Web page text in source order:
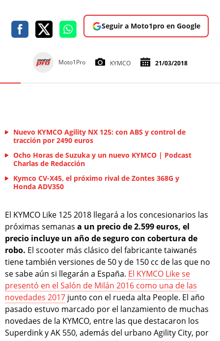
Seguir a Moto1pro en Google
Moto1Pro KYMCO 21/03/2018
Nuevo KYMCO Agility NX 125: con ABS y control de
tracción por 2490 euros
Ocho Horas de Suzuka y un nuevo KYMCO | Podcast
Charlas de Redacción
Kymco CV-X45, el próximo rival de Zontes 368G y
Honda ADV350
El KYMCO Like 125 2018 llegará a los concesionarios las
próximas semanas a un precio de 2.599 euros, el
precio incluye un año de seguro con cobertura de
robo. El scooter más clásico del fabricante taiwanés
tiene también versiones de 50 y de 150 cc de las que no
se sabe aún si llegarán a España. El KYMCO Like se
presentó en el Salón de Milán 2016 como una de las
novedades 2017 junto con el rueda alta People. El año
pasado estuvo marcado por el lanzamiento de muchas
novedaes de la KYMCO, entre las que destacaron los
Superdink y AK 550, además del urbano Agility City, por